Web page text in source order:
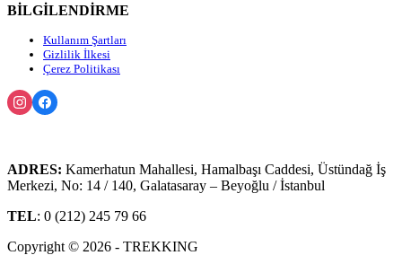
BİLGİLENDİRME
Kullanım Şartları
Gizlilik İlkesi
Çerez Politikası
ADRES: Kamerhatun Mahallesi, Hamalbaşı Caddesi, Üstündağ İş
Merkezi, No: 14 / 140, Galatasaray – Beyoğlu / İstanbul
TEL: 0 (212) 245 79 66
Copyright © 2026 - TREKKING